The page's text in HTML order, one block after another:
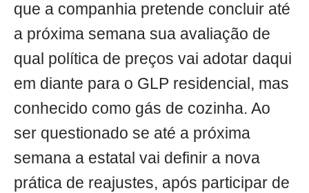
que a companhia pretende concluir até
a próxima semana sua avaliação de
qual política de preços vai adotar daqui
em diante para o GLP residencial, mas
conhecido como gás de cozinha. Ao
ser questionado se até a próxima
semana a estatal vai definir a nova
prática de reajustes, após participar de